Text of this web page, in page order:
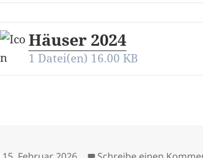
Häuser 2024
1 Datei(en) 16.00 KB